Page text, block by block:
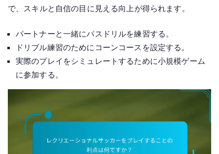
で、スキルと自信の目に見える向上が得られます。
パートナーと一緒にパスドリルを練習する。
ドリブル練習のためにコーンコースを設定する。
実際のプレイをシミュレートするために小規模ゲーム
に参加する。